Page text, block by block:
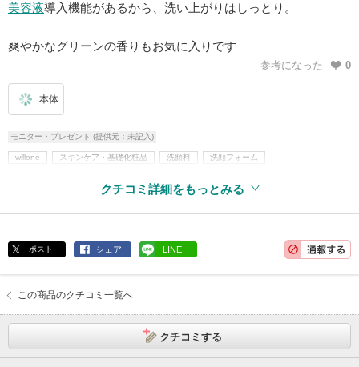
美容液導入機能があるから、洗い上がりはしっとり。
爽やかなグリーンの香りもお気に入りです
参考になった 0
本体
モニター・プレゼント (提供元：未記入)
willone スキンケア・基礎化粧品 洗顔料 洗顔フォーム
クチコミ詳細をもっとみる
ポスト シェア LINE
この商品のクチコミ一覧へ
クチコミする